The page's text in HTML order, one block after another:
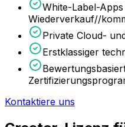
White-Label-
Wiederverkauf//
Private Cloud-
Erstklassiger
Kontaktiere uns